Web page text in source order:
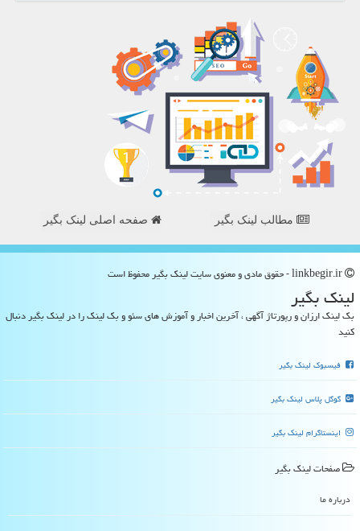
مطالب لینک بگیر صفحه اصلی لینک بگیر
لینك بگیر
بک لینک ارزان و رپورتاژ آگهی ، آخرین اخبار و آموزش های سئو و بک لینک را در لینک بگیر دنبال
کنید
فیسبوک لینک بگیر
گوگل پلاس لینک بگیر
اینستاگرام لینک بگیر
صفحات لینك بگیر
درباره ما